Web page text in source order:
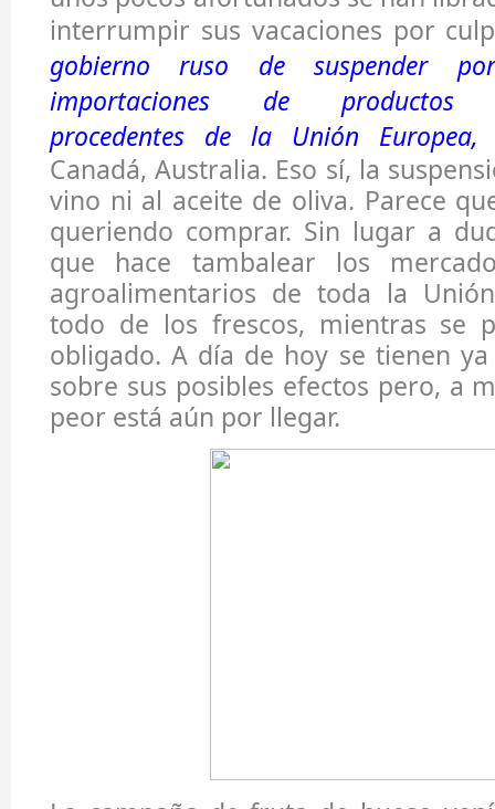
interrumpir sus vacaciones por
gobierno ruso de suspender
importaciones de productos
procedentes de la Unión Europea,
Canadá, Australia. Eso sí, la
vino ni al aceite de oliva. Parece
queriendo comprar. Sin lugar a
que hace tambalear los
agroalimentarios de toda la
todo de los frescos, mientras se
obligado. A día de hoy se tienen
sobre sus posibles efectos pero, a
peor está aún por llegar.